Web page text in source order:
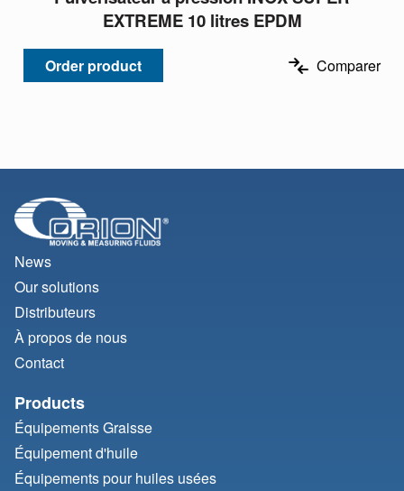
EXTREME 10 litres EPDM
Order product Comparer
News
Our solutions
Distributeurs
À propos de nous
Contact
Products
Équipements Graisse
Équipement d'huile
Équipements pour huiles usées